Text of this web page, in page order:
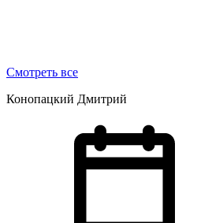
Смотреть все
Конопацкий Дмитрий